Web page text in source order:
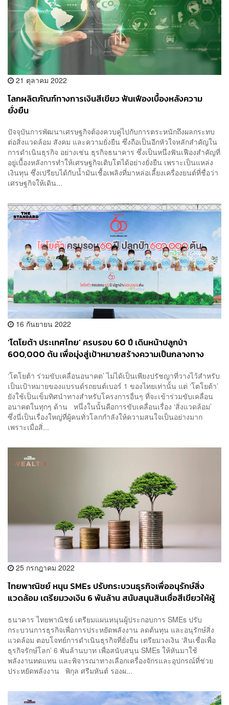
21 ตุลาคม 2022
โลกผลิตภัณฑ์ทางการเงินสีเขียว ฟันเฟืองเบื้องหลังความ
ยั่งยืน
ปัจจุบันการพัฒนาเศรษฐกิจต้องควบคู่ไปกับการตระหนักถึงผลกระทบ
ต่อสิ่งแวดล้อม สังคม และความยั่งยืน ซึ่งถือเป็นอีกหัวใจหลักสำคัญใน
การดำเนินธุรกิจ อย่างเช่น ธุรกิจธนาคาร ซึ่งเป็นหนึ่งฟันเฟืองสำคัญที่
อยู่เบื้องหลังการทำให้เศรษฐกิจเติบโตได้อย่างยั่งยืน เพราะเป็นแหล่ง
เงินทุน ซึ่งเปรียบได้กับน้ำมันเชื้อเพลิงที่มาหล่อเลี้ยงเครื่องยนต์ที่ชื่อว่า
เศรษฐกิจให้เดิน...
16 กันยายน 2022
‘โตโยต้า ประเทศไทย’ ครบรอบ 60 ปี เดินหน้าปลูกป่า
600,000 ต้น เพื่อมุ่งสู่เป้าหมายสร้างความเป็นกลางทาง
‘โตโยต้า ร่วมขับเคลื่อนอนาคต’ ไม่ได้เป็นเพียงปรัชญาที่วางไว้สำหรับ
เป็นเป้าหมายของแบรนด์รถยนต์เบอร์ 1 ของไทยเท่านั้น แต่ ‘โตโยต้า’
ยังใช้เป็นเข็มทิศนำทางสำหรับโครงการอื่นๆ ที่จะเข้าร่วมขับเคลื่อน
อนาคตในทุกๆ ด้าน หนึ่งในนั้นคือการขับเคลื่อนเรื่อง ‘สิ่งแวดล้อม’
ซึ่งนี่เป็นเรื่องใหญ่ที่ผู้คนทั่วโลกกำลังให้ความสนใจเป็นอย่างมาก
เพราะเมื่อสิ่...
25 กรกฎาคม 2022
ไทยพาณิชย์ หนุน SMEs ปรับกระบวนธุรกิจเพื่ออนุรักษ์สิ่ง
แวดล้อม เตรียมวงเงิน 6 พันล้าน สนับสนุนสินเชื่อสีเขียวให้ผู้
ธนาคาร ไทยพาณิชย์ เตรียมแผนหนุนผู้ประกอบการ SMEs ปรับ
กระบวนการธุรกิจเพื่อการประหยัดพลังงาน ลดต้นทุน และอนุรักษ์สิ่ง
แวดล้อม ตอบโจทย์การดำเนินธุรกิจที่ยั่งยืน เตรียมวงเงิน ‘สินเชื่อเพื่อ
ธุรกิจรักษ์โลก’ 6 พันล้านบาท เพื่อสนับสนุน SMEs ให้หันมาใช้
พลังงานทดแทน และพิจารณาทางเลือกเครื่องจักรและอุปกรณ์ที่ช่วย
ประหยัดพลังงาน พิกุล ศรีมหันต์ รองผ...